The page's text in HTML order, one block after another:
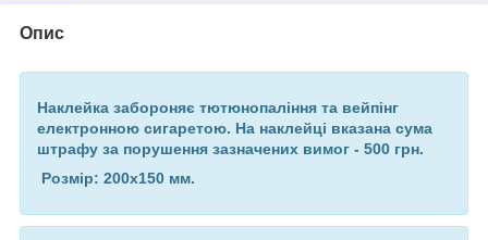
Опис
Наклейка забороняє тютюнопаління та вейпінг
електронною сигаретою. На наклейці вказана сума
штрафу за порушення зазначених вимог - 500 грн.
Розмір: 200х150 мм.